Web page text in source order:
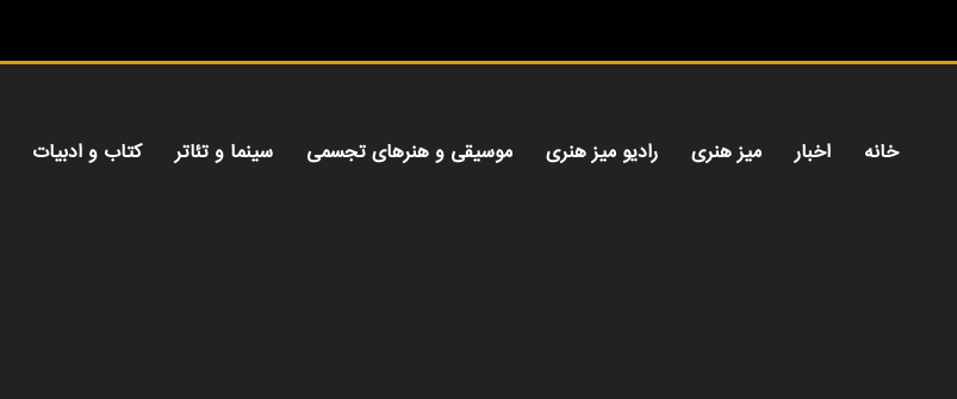
خانه اخبار میز هنری رادیو میز هنری موسیقی و هنرهای تجسمی سینما و تئاتر کتاب و ادبیات